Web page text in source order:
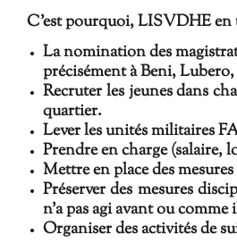
C'est pourquoi, LISVDHE en
La nomination des
précisément à Beni,
Recruter les jeunes dans
quartier.
Lever les unités militaires
Prendre en charge (salaire,
Mettre en place des
Préserver des mesures
n'a pas agi avant ou comme
Organiser des activités de